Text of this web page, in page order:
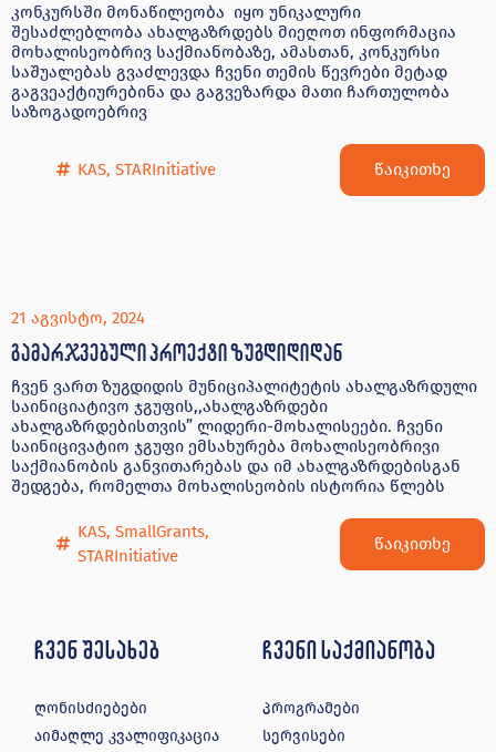
კონკურსში მონაწილეობა იყო უნიკალური
შესაძლებლობა ახალგაზრდებს მიეღოთ ინფორმაცია
მოხალისეობრივ საქმიანობაზე, ამასთან, კონკურსი
საშუალებას გვაძლევდა ჩვენი თემის წევრები მეტად
გაგვეაქტიურებინა და გაგვეზარდა მათი ჩართულობა
საზოგადოებრივ
KAS, STARInitiative წაიკითხე
21 აგვისტო, 2024
გამარჯვებული პროექტი ზუგდიდიდან
ჩვენ ვართ ზუგდიდის მუნიციპალიტეტის ახალგაზრდული
საინიციატივო ჯგუფის,,ახალგაზრდები
ახალგაზრდებისთვის” ლიდერი-მოხალისეები. ჩვენი
საინიცივატიო ჯგუფი ემსახურება მოხალისეობრივი
საქმიანობის განვითარებას და იმ ახალგაზრდებისგან
შედგება, რომელთა მოხალისეობის ისტორია წლებს
KAS, SmallGrants,
STARInitiative
წაიკითხე
ჩვენ შესახებ
ღონისძიებები
აიმაღლე კვალიფიკაცია
ჩვენი საქმიანობა
პროგრამები
სერვისები